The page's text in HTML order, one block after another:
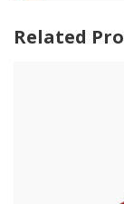
Related